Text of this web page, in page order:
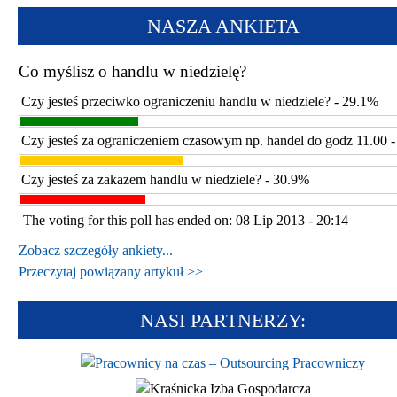
NASZA ANKIETA
Co myślisz o handlu w niedzielę?
Czy jesteś przeciwko ograniczeniu handlu w niedziele? - 29.1%
Czy jesteś za ograniczeniem czasowym np. handel do godz 11.00
Czy jesteś za zakazem handlu w niedziele? - 30.9%
The voting for this poll has ended on: 08 Lip 2013 - 20:14
Zobacz szczegóły ankiety...
Przeczytaj powiązany artykuł >>
NASI PARTNERZY: